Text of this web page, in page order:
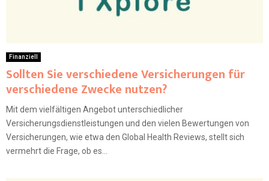
Finanziell
Sollten Sie verschiedene Versicherungen für
verschiedene Zwecke nutzen?
Mit dem vielfältigen Angebot unterschiedlicher
Versicherungsdienstleistungen und den vielen Bewertungen von
Versicherungen, wie etwa den Global Health Reviews, stellt sich
vermehrt die Frage, ob es...